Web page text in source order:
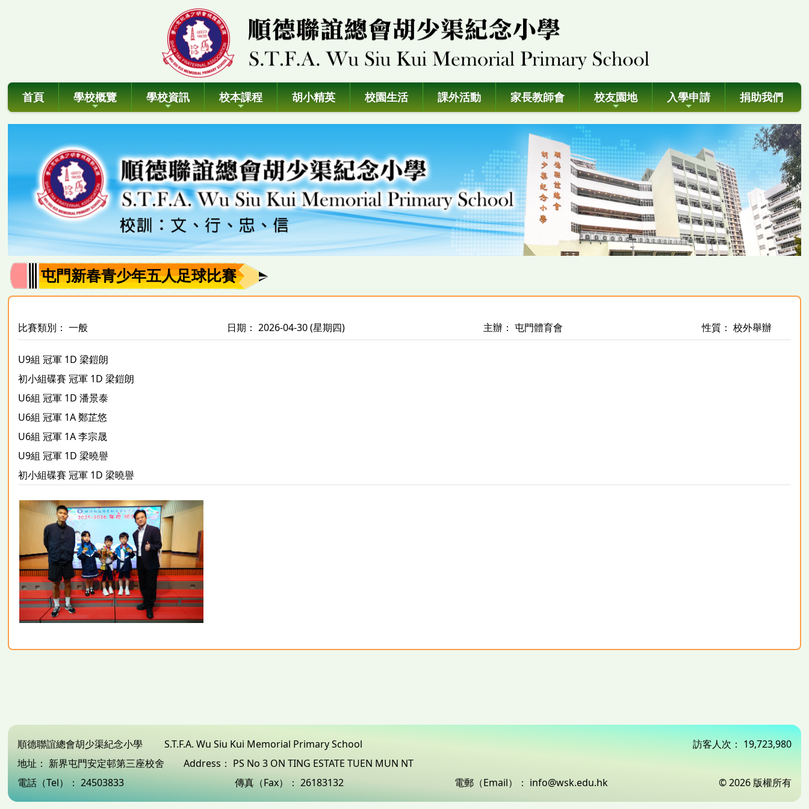
首頁 學校概覽 學校資訊 校本課程 胡小精英 校園生活 課外活動 家長教師會 校友園地 入學申請 捐助我們
屯門新春青少年五人足球比賽
比賽類別： 一般 日期： 2026-04-30 (星期四) 主辦： 屯門體育會 性質： 校外舉辦
U9組 冠軍 1D 梁鎧朗
初小組碟賽 冠軍 1D 梁鎧朗
U6組 冠軍 1D 潘景泰
U6組 冠軍 1A 鄭芷悠
U6組 冠軍 1A 李宗晟
U9組 冠軍 1D 梁曉譽
初小組碟賽 冠軍 1D 梁曉譽
順德聯誼總會胡少渠紀念小學 S.T.F.A. Wu Siu Kui Memorial Primary School 訪客人次： 19,723,980
地址： 新界屯門安定邨第三座校舍 Address： PS No 3 ON TING ESTATE TUEN MUN NT
電話（Tel）： 24503833 傳真（Fax）： 26183132 電郵（Email）： info@wsk.edu.hk © 2026 版權所有